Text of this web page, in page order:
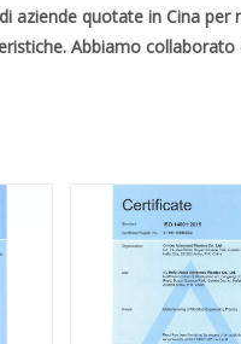
aziende quotate in Cina
Abbiamo